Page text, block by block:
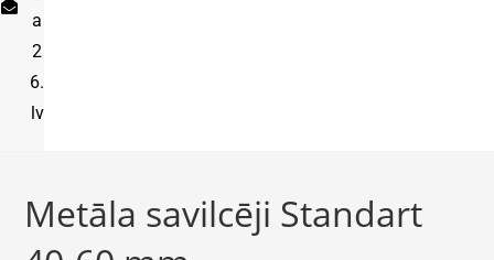
a
2
6.
lv
Metāla savilcēji Standart